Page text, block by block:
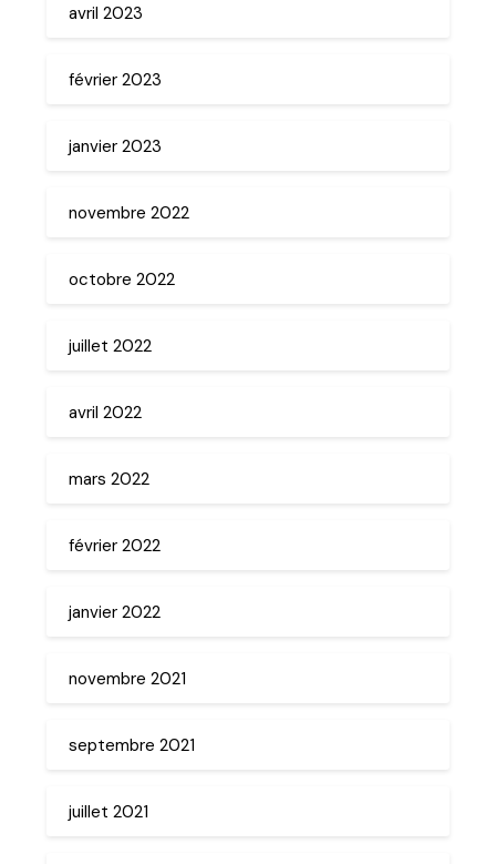
avril 2023
février 2023
janvier 2023
novembre 2022
octobre 2022
juillet 2022
avril 2022
mars 2022
février 2022
janvier 2022
novembre 2021
septembre 2021
juillet 2021